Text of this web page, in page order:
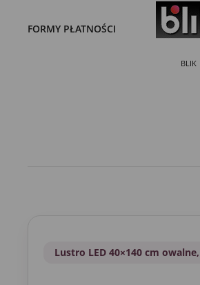
FORMY PŁATNOŚCI
BLIK
Lustro LED 40×140 cm